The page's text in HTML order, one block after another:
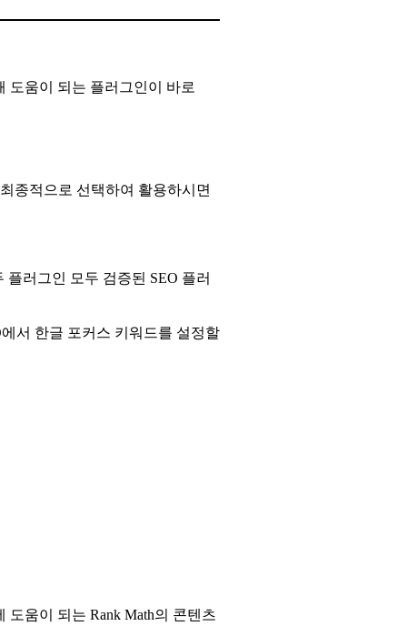
도움이 되는 플러그인이 바로
종적으로 선택하여 활용하시면
러그인 모두 검증된 SEO 플러
서 한글 포커스 키워드를 설정할
움이 되는 Rank Math의 콘텐츠